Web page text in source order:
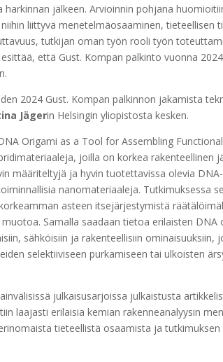
harkinnan jälkeen. Arvioinnin pohjana
liittyvä menetelmäosaaminen, tieteellisen
tutkijan oman työn rooli työn
että Gust. Kompan palkinto vuonna
2024 Gust. Kompan palkinnon jakamista
Jägerin Helsingin yliopistosta kesken.
Origami as a Tool for Assembling
joilla on korkea rakenteellinen
määriteltyjä ja hyvin tuotettavissa olevia
nanomateriaaleja. Tutkimuksessa
asteen itsejärjestymistä
Samalla saadaan tietoa erilaisten
sähköisiin ja rakenteellisiin ominaisuuksiin,
selektiiviseen purkamiseen tai ulkoisten
julkaisusarjoissa julkaistusta
laajasti erilaisia kemian rakenneanalyysin
tieteellistä osaamista ja